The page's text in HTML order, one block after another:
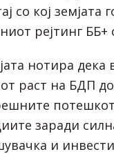
со кој земјата
рејтинг ББ+
нотира дека
раст на БДП
заради
и